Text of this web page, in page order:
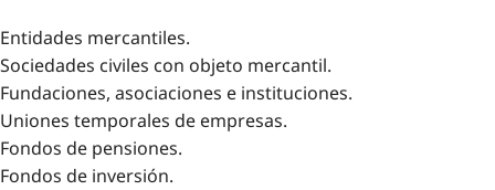
Entidades mercantiles.
Sociedades civiles con objeto mercantil.
Fundaciones, asociaciones e instituciones.
Uniones temporales de empresas.
Fondos de pensiones.
Fondos de inversión.